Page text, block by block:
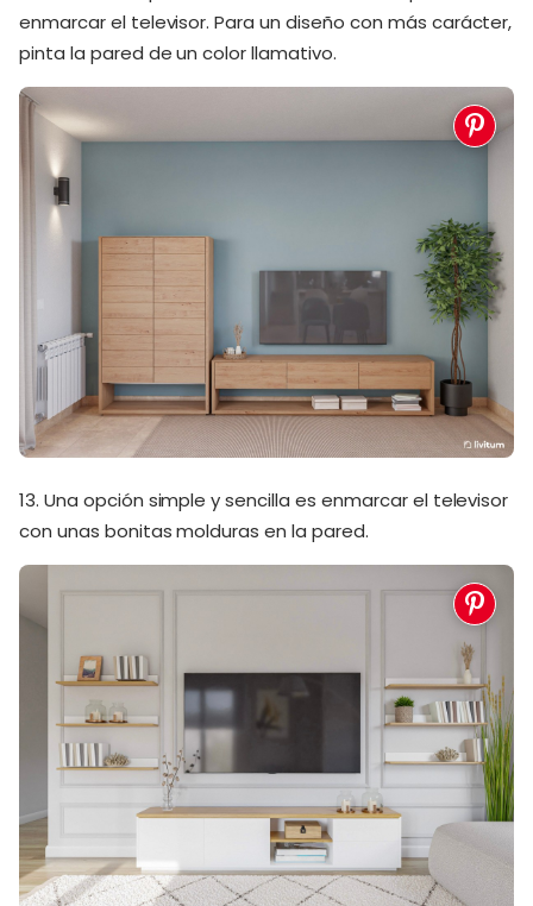
enmarcar el televisor. Para un diseño con más carácter,
pinta la pared de un color llamativo.
13. Una opción simple y sencilla es enmarcar el televisor
con unas bonitas molduras en la pared.